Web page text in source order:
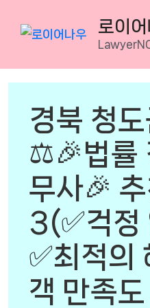
로이
경북 청
⚖️🎉법률
무사🎉
3(✅걱정
✅최적의
객 만족